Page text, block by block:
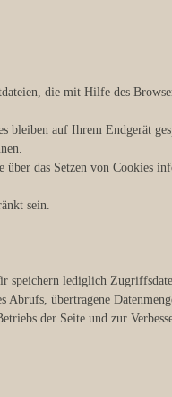
die mit Hilfe des
bleiben auf Ihrem Endgerät
über das Setzen von Cookies
sein.
speichern lediglich
übertragene
der Seite und zur